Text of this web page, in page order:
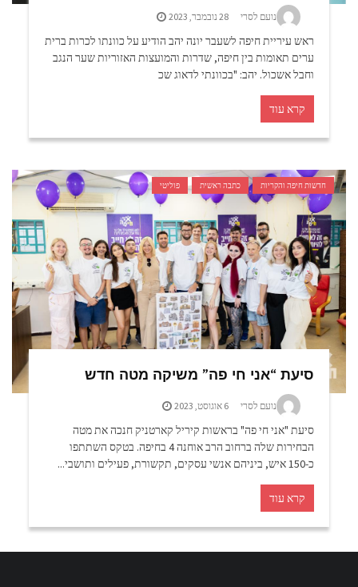
נועם לסרי 28 נובמבר, 2023
ראש עיריית חיפה לשעבר יונה יהב הודיע על כוונתו לכרות ברית
ערים תאומות בין חיפה, שדרות והמועצות האזוריות שער הנגב
וחבל אשכול. יהב: "בכוונתי לדאוג שכ
קרא עוד
חדשות חיפה והקריות כתבה ראשית פוליטי
סיעת “אני חי פה” משיקה מטה חדש
נועם לסרי 6 אוגוסט, 2023
סיעת "אני חי פה" בראשות קיריל קארטניק חנכה את מטה
הבחירות שלה ברחוב הרב אוחנה 4 בחיפה. בטקס השתתפו
כ-150 איש, ביניהם אנשי עסקים, תקשורת, פעילים ותושבי...
קרא עוד